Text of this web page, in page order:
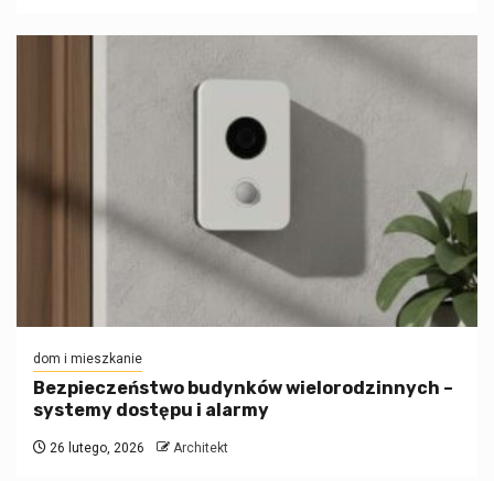
dom i mieszkanie
Bezpieczeństwo budynków wielorodzinnych –
systemy dostępu i alarmy
26 lutego, 2026 Architekt